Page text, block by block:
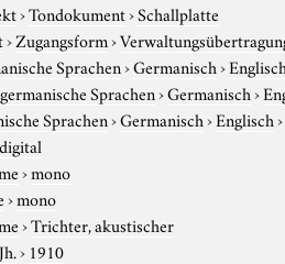
›Tondokument›Schallplatte
›Zugangsform›
Sprachen›Germanisch›Englisch
Sprachen›Germanisch›
Sprachen›Germanisch›Englisch
digital
›mono
›mono
›Trichter, akustischer
› 1910